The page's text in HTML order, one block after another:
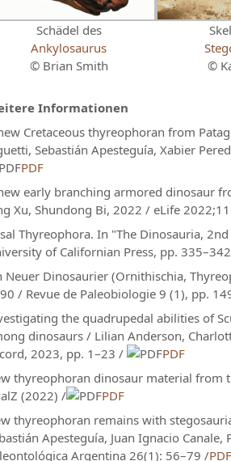
Schädel des
Ankylosaurus
© Brian Smith
©
Informationen
Cretaceous thyreophoran from
Sebastián Apesteguía, Xabier
PDF
early branching armored dinosaur
Xu, Shundong Bi, 2022 / eLife
Thyreophora. In "The Dinosauria,
of Californian Press, pp. 335–342
Neuer Dinosaurier (Ornithischia,
/ Revue de Paleobiologie 9 (1), pp.
the quadrupedal abilities of
dinosaurs / Lilian Anderson,
2023, pp. 1–23 /
PDF
thyreophoran dinosaur material from
(2022) /
PDF
thyreophoran remains with
Apesteguía, Juan Ignacio
Argentina 26(1): 56–79 /PDF